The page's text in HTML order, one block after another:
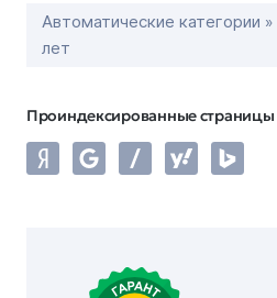
Автоматические категории
лет
Проиндексированные страницы